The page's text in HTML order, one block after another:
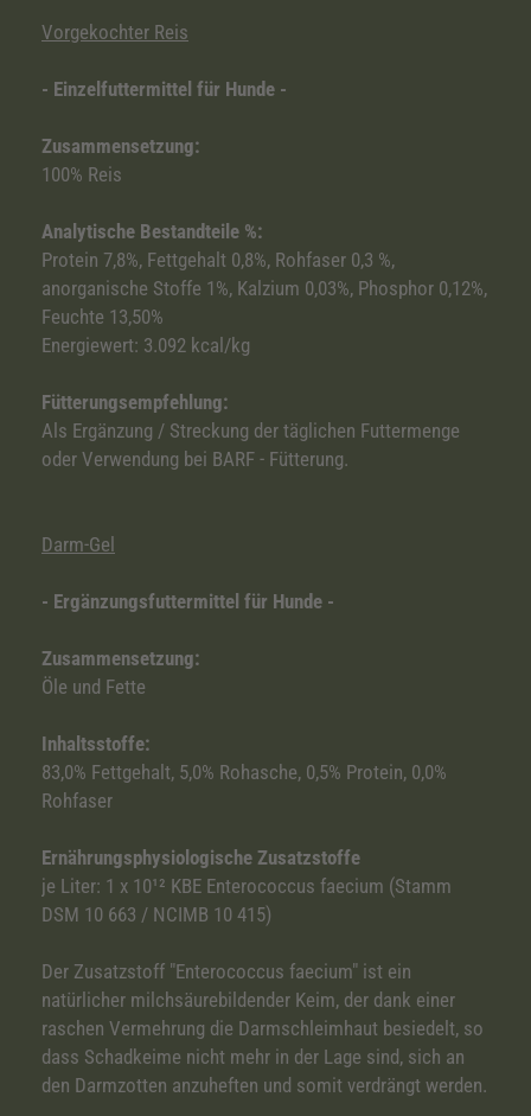
Vorgekochter Reis
- Einzelfuttermittel für Hunde -
Zusammensetzung:
100% Reis
Analytische Bestandteile %:
Protein 7,8%, Fettgehalt 0,8%, Rohfaser 0,3 %,
anorganische Stoffe 1%, Kalzium 0,03%, Phosphor 0,12%,
Feuchte 13,50%
Energiewert: 3.092 kcal/kg
Fütterungsempfehlung:
Als Ergänzung / Streckung der täglichen Futtermenge
oder Verwendung bei BARF - Fütterung.
Darm-Gel
- Ergänzungsfuttermittel für Hunde -
Zusammensetzung:
Öle und Fette
Inhaltsstoffe:
83,0% Fettgehalt, 5,0% Rohasche, 0,5% Protein, 0,0%
Rohfaser
Ernährungsphysiologische Zusatzstoffe
je Liter: 1 x 10¹² KBE Enterococcus faecium (Stamm
DSM 10 663 / NCIMB 10 415)
Der Zusatzstoff "Enterococcus faecium" ist ein
natürlicher milchsäurebildender Keim, der dank einer
raschen Vermehrung die Darmschleimhaut besiedelt, so
dass Schadkeime nicht mehr in der Lage sind, sich an
den Darmzotten anzuheften und somit verdrängt werden.